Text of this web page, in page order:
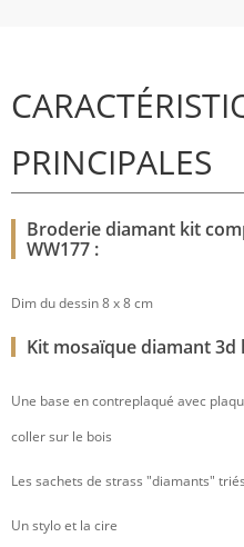
PRINCIPALES
Broderie diamant kit
WW177 :
Dim du dessin 8 x 8 cm
Kit mosaïque diamant
Une base en contreplaqué avec
coller sur le bois
Les sachets de strass "diamants"
Un stylo et la cire